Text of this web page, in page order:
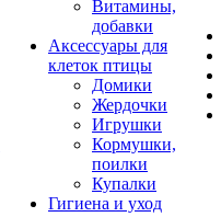
Витамины,
добавки
Аксессуары для
клеток птицы
Домики
Жердочки
Игрушки
Кормушки,
поилки
Купалки
Гигиена и уход